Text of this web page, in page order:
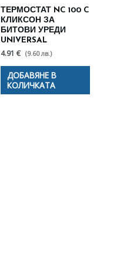
ТЕРМОСТАТ NC 100 C
КЛИКСОН ЗА
БИТОВИ УРЕДИ
UNIVERSAL
4.91 € (9.60 лв.)
ДОБАВЯНЕ В
КОЛИЧКАТА